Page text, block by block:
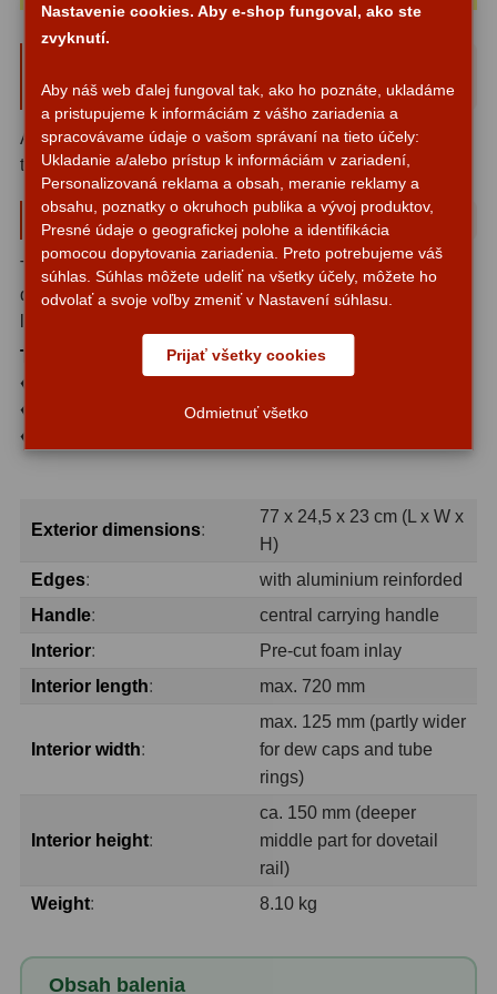
ZOOM12
ED a Flat Field12
S mriežkou6
Ostatné30
Barlow65
Filtre181
Mesačné a polarizačné23
OIII 21
SII2
Planetárne
Astro príslušenstvo
Okulárové výťahy a ostrenie
Hľadáčiky
telescopes up to 115 mm aperture
A quality storage- and transport case protects your
telescope against dust, dew and shocks.
Suitable for the following telescopes:
The case offers space for telescopes up to 135 mm tube
diameter (the dew cap can be bigger) and 720 mm total
The CaseR115 is perfect for:
♦ TS Optics 115mm f/7 APOs
♦ TSED110f7 - ED refractor with 110 mm aperture
♦ LZOS APO refractors up to 115 mm aperture
Exterior dimensions:
77 x 24,5 x 23 cm (L x W x
H)
Edges:
with aluminium reinforded
Handle:
central carrying handle
Interior:
Pre-cut foam inlay
Interior length: max. 720 mm
Interior width:
max. 125 mm (partly wider
for dew caps and tube
rings)
Interior height:
ca. 150 mm (deeper
middle part for dovetail
rail)
Weight: 8.10 kg
Obsah balenia
Nastavenie cookies. Aby e-shop fungoval, ako ste
zvyknutí.
Aby náš web ďalej fungoval tak, ako ho poznáte, ukladáme
a pristupujeme k informáciám z vášho zariadenia a
spracovávame údaje o vašom správaní na tieto účely:
Ukladanie a/alebo prístup k informáciám v zariadení,
Personalizovaná reklama a obsah, meranie reklamy a
obsahu, poznatky o okruhoch publika a vývoj produktov,
Presné údaje o geografickej polohe a identifikácia
pomocou dopytovania zariadenia. Preto potrebujeme váš
súhlas. Súhlas môžete udeliť na všetky účely, môžete ho
odvolať a svoje voľby zmeniť v Nastavení súhlasu.
Prijať všetky cookies
Odmietnuť všetko